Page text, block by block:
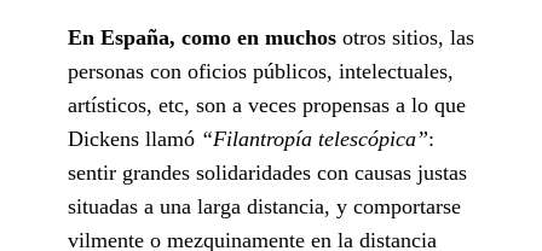
En España, como en muchos otros sitios, las
personas con oficios públicos, intelectuales,
artísticos, etc, son a veces propensas a lo que
Dickens llamó “Filantropía telescópica”:
sentir grandes solidaridades con causas justas
situadas a una larga distancia, y comportarse
vilmente o mezquinamente en la distancia